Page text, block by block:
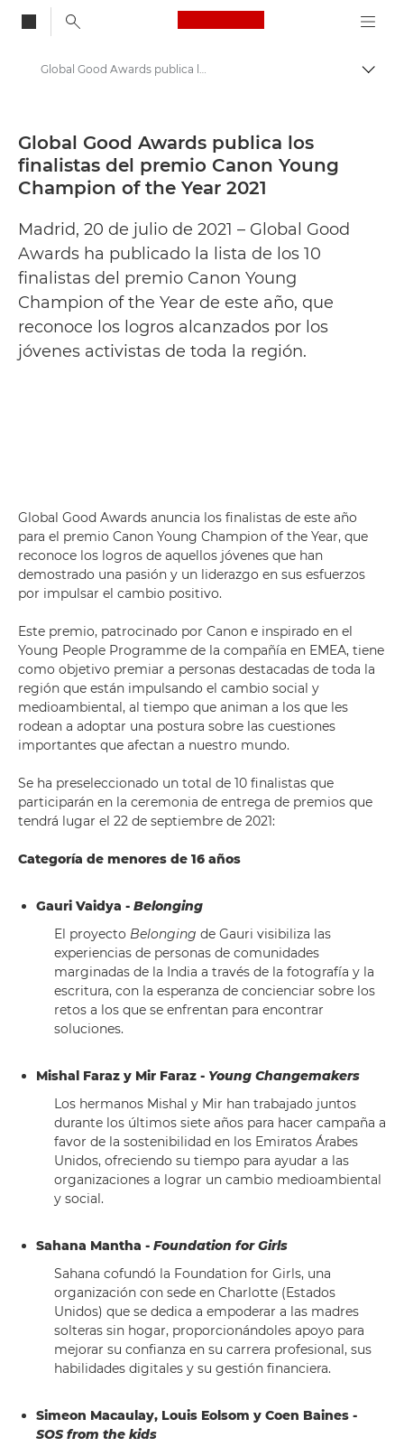
Canon Logo, back
Centro de prensa
Comunicados de prensa: Centro de prensa de Canon
Global Good Awards publica los finalistas del premio Canon Young Champion of the Year 2021 - Centro de prensa de Canon
Global Good Awards publica los
finalistas del premio Canon Young
Champion of the Year 2021
Madrid, 20 de julio de 2021 – Global Good
Awards ha publicado la lista de los 10
finalistas del premio Canon Young
Champion of the Year de este año, que
reconoce los logros alcanzados por los
jóvenes activistas de toda la región.
Global Good Awards anuncia los finalistas de este año
para el premio Canon Young Champion of the Year, que
reconoce los logros de aquellos jóvenes que han
demostrado una pasión y un liderazgo en sus esfuerzos
por impulsar el cambio positivo.
Este premio, patrocinado por Canon e inspirado en el
Young People Programme de la compañía en EMEA, tiene
como objetivo premiar a personas destacadas de toda la
región que están impulsando el cambio social y
medioambiental, al tiempo que animan a los que les
rodean a adoptar una postura sobre las cuestiones
importantes que afectan a nuestro mundo.
Se ha preseleccionado un total de 10 finalistas que
participarán en la ceremonia de entrega de premios que
tendrá lugar el 22 de septiembre de 2021:
Categoría de menores de 16 años
Gauri Vaidya - Belonging
El proyecto Belonging de Gauri visibiliza las
experiencias de personas de comunidades
marginadas de la India a través de la fotografía y la
escritura, con la esperanza de concienciar sobre los
retos a los que se enfrentan para encontrar
soluciones.
Mishal Faraz y Mir Faraz - Young Changemakers
Los hermanos Mishal y Mir han trabajado juntos
durante los últimos siete años para hacer campaña a
favor de la sostenibilidad en los Emiratos Árabes
Unidos, ofreciendo su tiempo para ayudar a las
organizaciones a lograr un cambio medioambiental
y social.
Sahana Mantha - Foundation for Girls
Sahana cofundó la Foundation for Girls, una
organización con sede en Charlotte (Estados
Unidos) que se dedica a empoderar a las madres
solteras sin hogar, proporcionándoles apoyo para
mejorar su confianza en su carrera profesional, sus
habilidades digitales y su gestión financiera.
Simeon Macaulay, Louis Eolsom y Coen Baines -
SOS from the kids